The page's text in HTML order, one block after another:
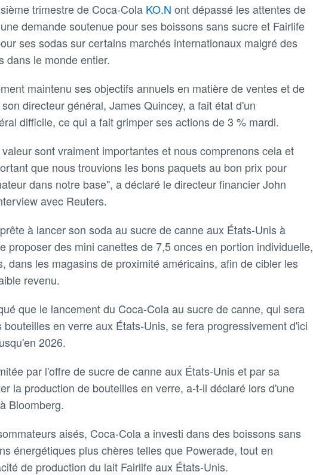
trimestre de Coca-Cola KO.N ont dépassé les attentes de
demande soutenue pour ses boissons sans sucre et Fairlife
ses sodas sur certains marchés internationaux malgré des
dans le monde entier.
maintenu ses objectifs annuels en matière de ventes et de
directeur général, James Quincey, a fait état d'un
difficile, ce qui a fait grimper ses actions de 3 % mardi.
sont vraiment importantes et nous comprenons cela et
que nous trouvions les bons paquets au bon prix pour
dans notre base", a déclaré le directeur financier John
avec Reuters.
à lancer son soda au sucre de canne aux États-Unis à
proposer des mini canettes de 7,5 onces en portion individuelle,
dans les magasins de proximité américains, afin de cibler les
revenu.
que le lancement du Coca-Cola au sucre de canne, qui sera
en verre aux États-Unis, se fera progressivement d'ici
2026.
par l'offre de sucre de canne aux États-Unis et par sa
la production de bouteilles en verre, a-t-il déclaré lors d'une
Bloomberg.
aisés, Coca-Cola a investi dans des boissons sans
énergétiques plus chères telles que Powerade, tout en
de production du lait Fairlife aux États-Unis.